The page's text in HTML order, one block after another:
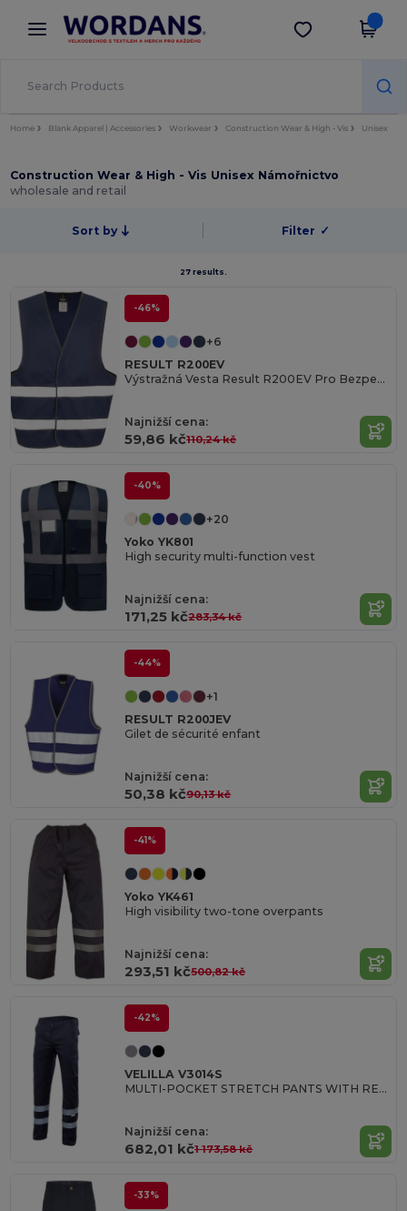
× Aplikace Wordans
Lepší ceny v aplikaci!
Stáhnout app
Home Blank Apparel | Accessories Workwear Construction Wear & High - Vis Unisex
Construction Wear & High - Vis Unisex Námořnictvo
wholesale and retail
Sort by Filter ✓
27 results.
-46%
+6
RESULT R200EV
Výstražná Vesta Result R200EV Pro Bezpečnost
Najnižší cena:
59,86 kč110,24 kč
-40%
+20
Yoko YK801
High security multi-function vest
Najnižší cena:
171,25 kč283,34 kč
-44%
+1
RESULT R200JEV
Gilet de sécurité enfant
Najnižší cena:
50,38 kč90,13 kč
-41%
Yoko YK461
High visibility two-tone overpants
Najnižší cena:
293,51 kč500,82 kč
-42%
VELILLA V3014S
MULTI-POCKET STRETCH PANTS WITH REFLECTIVE STRIPES
Najnižší cena:
682,01 kč1 173,58 kč
-33%